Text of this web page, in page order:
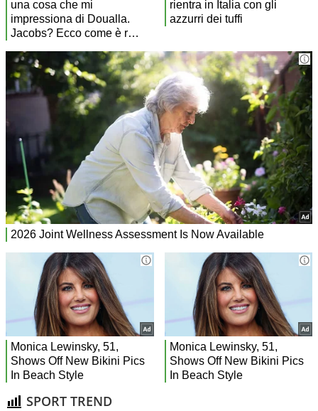
SPORT TREND